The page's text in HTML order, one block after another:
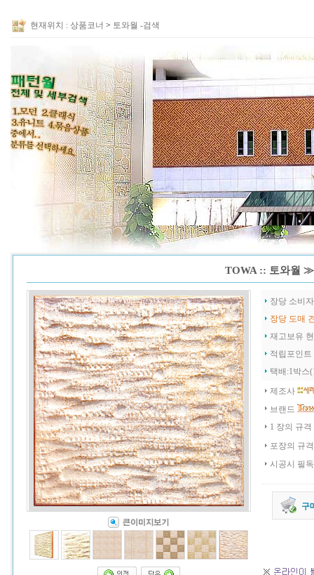
현재위치 : 상품코너 > 토와월 -검색
TOWA :: 토와
장당 소비
장당 도매
재고보유
적립포인트
택배:1박스
제조사
브랜드
1 장의 규격
포장의 규격
시공시 필
구